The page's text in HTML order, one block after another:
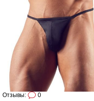
Отзывы: 0